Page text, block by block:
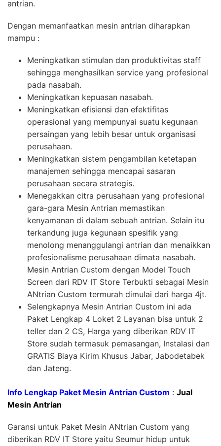
antrian.
Dengan memanfaatkan mesin antrian diharapkan
mampu :
Meningkatkan stimulan dan produktivitas staff
sehingga menghasilkan service yang profesional
pada nasabah.
Meningkatkan kepuasan nasabah.
Meningkatkan efisiensi dan efektifitas
operasional yang mempunyai suatu kegunaan
persaingan yang lebih besar untuk organisasi
perusahaan.
Meningkatkan sistem pengambilan ketetapan
manajemen sehingga mencapai sasaran
perusahaan secara strategis.
Menegakkan citra perusahaan yang profesional
gara-gara Mesin Antrian memastikan
kenyamanan di dalam sebuah antrian. Selain itu
terkandung juga kegunaan spesifik yang
menolong menanggulangi antrian dan menaikkan
profesionalisme perusahaan dimata nasabah.
Mesin Antrian Custom dengan Model Touch
Screen dari RDV IT Store Terbukti sebagai Mesin
ANtrian Custom termurah dimulai dari harga 4jt.
Selengkapnya Mesin Antrian Custom ini ada
Paket Lengkap 4 Loket 2 Layanan bisa untuk 2
teller dan 2 CS, Harga yang diberikan RDV IT
Store sudah termasuk pemasangan, Instalasi dan
GRATIS Biaya Kirim Khusus Jabar, Jabodetabek
dan Jateng.
Info Lengkap Paket Mesin Antrian Custom : Jual
Mesin Antrian
Garansi untuk Paket Mesin ANtrian Custom yang
diberikan RDV IT Store yaitu Seumur hidup untuk